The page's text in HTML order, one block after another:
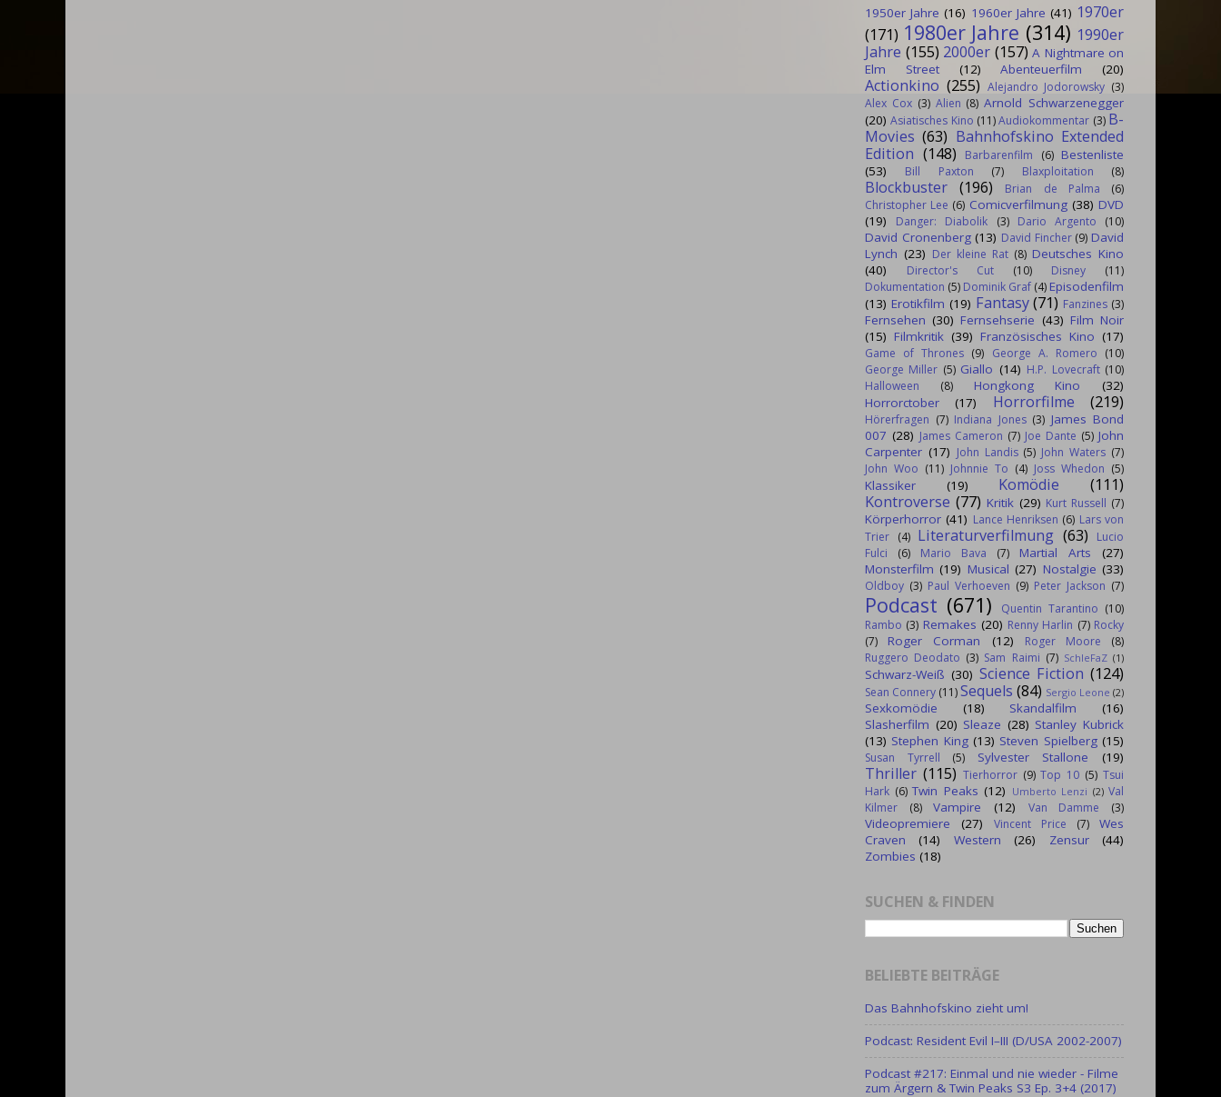
1950er Jahre (16) 1960er Jahre (41) 1970er
(171) 1980er Jahre (314) 1990er
Jahre (155) 2000er (157) A Nightmare on
Elm Street
(12) Abenteuerfilm (20)
Actionkino (255) Alejandro Jodorowsky (3)
Alex Cox (3) Alien (8) Arnold Schwarzenegger
(20) Asiatisches Kino (11)Audiokommentar (3) B-
Movies (63) Bahnhofskino Extended
Edition (148) Barbarenfilm (6) Bestenliste
(53)
Bill Paxton (7) Blaxploitation (8)
Blockbuster (196) Brian de Palma
(6)
Christopher Lee (6) Comicverfilmung (38) DVD
(19)
Danger: Diabolik (3) Dario Argento (10)
David Cronenberg (13) David Fincher (9) David
Lynch (23) Der kleine Rat (8) Deutsches Kino
(40)
Director's Cut (10) Disney
(11)
Dokumentation (5) Dominik Graf (4) Episodenfilm
(13) Erotikfilm (19) Fantasy (71) Fanzines (3)
Fernsehen (30) Fernsehserie (43) Film Noir
(15) Filmkritik (39) Französisches Kino (17)
Game of Thrones (9) George A. Romero (10)
George Miller (5) Giallo (14) H.P. Lovecraft (10)
Halloween
(8) Hongkong Kino
(32)
Horrorctober
(17) Horrorfilme (219)
Hörerfragen (7) Indiana Jones (3) James Bond
007 (28) James Cameron (7) Joe Dante (5) John
Carpenter (17) John Landis (5) John Waters (7)
John Woo (11) Johnnie To (4) Joss Whedon (5)
Klassiker (19) Komödie
(111)
Kontroverse (77) Kritik (29) Kurt Russell (7)
Körperhorror (41) Lance Henriksen (6) Lars von
Trier (4) Literaturverfilmung (63)
Lucio
Fulci
(6) Mario Bava (7) Martial Arts
(27)
Monsterfilm (19) Musical (27) Nostalgie (33)
Oldboy (3) Paul Verhoeven (9) Peter Jackson (7)
Podcast (671) Quentin Tarantino (10)
Rambo (3) Remakes (20) Renny Harlin (7) Rocky
(7)
Roger Corman (12) Roger Moore
(8)
Ruggero Deodato (3) Sam Raimi (7) SchleFaZ (1)
Schwarz-Weiß (30) Science Fiction (124)
Sean Connery (11)Sequels (84) Sergio Leone (2)
Sexkomödie (18) Skandalfilm
(16)
Slasherfilm (20) Sleaze (28) Stanley Kubrick
(13) Stephen King (13) Steven Spielberg (15)
Susan Tyrrell (5) Sylvester Stallone (19)
Thriller (115) Tierhorror (9) Top 10 (5) Tsui
Hark (6) Twin Peaks (12) Umberto Lenzi (2) Val
Kilmer
(8) Vampire (12) Van Damme (3)
Videopremiere (27) Vincent Price (7)
Wes
Craven
(14) Western (26) Zensur
(44)
Zombies (18)
SUCHEN & FINDEN
BELIEBTE BEITRÄGE
Das Bahnhofskino zieht um!
Podcast: Resident Evil I–III (D/USA 2002-2007)
Podcast #217: Einmal und nie wieder - Filme
zum Ärgern & Twin Peaks S3 Ep. 3+4 (2017)